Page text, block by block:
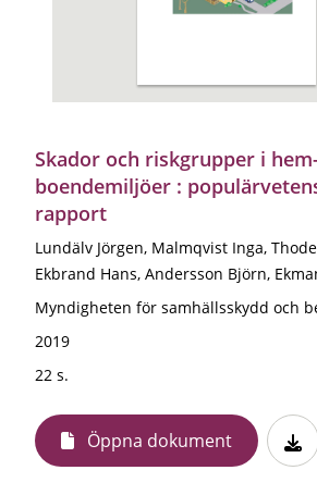
Skador och riskgrupper i
boendemiljöer :
rapport
Lundälv Jörgen, Malmqvist Inga,
Ekbrand Hans, Andersson Björn,
Myndigheten för samhällsskydd och
2019
22 s.
Öppna dokument